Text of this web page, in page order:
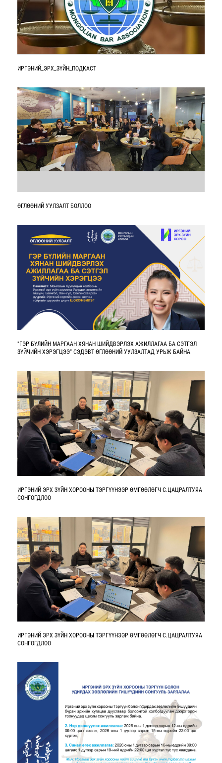
ИРГЭНИЙ_ЭРХ_ЗҮЙН_ПОДКАСТ
ӨГЛӨӨНИЙ УУЛЗАЛТ БОЛЛОО
"ГЭР БҮЛИЙН МАРГААН ХЯНАН ШИЙДВЭРЛЭХ АЖИЛЛАГАА БА СЭТГЭЛ
ЗҮЙЧИЙН ХЭРЭГЦЭЭ” СЭДЭВТ ӨГЛӨӨНИЙ УУЛЗАЛТАД УРЬЖ БАЙНА
ИРГЭНИЙ ЭРХ ЗҮЙН ХОРООНЫ ТЭРГҮҮНЭЭР ӨМГӨӨЛӨГЧ С.ЦАЦРАЛТУЯА
СОНГОГДЛОО
ИРГЭНИЙ ЭРХ ЗҮЙН ХОРООНЫ ТЭРГҮҮНЭЭР ӨМГӨӨЛӨГЧ С.ЦАЦРАЛТУЯА
СОНГОГДЛОО